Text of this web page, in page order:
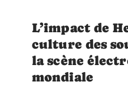
L’impact de
culture des
la scène
mondiale